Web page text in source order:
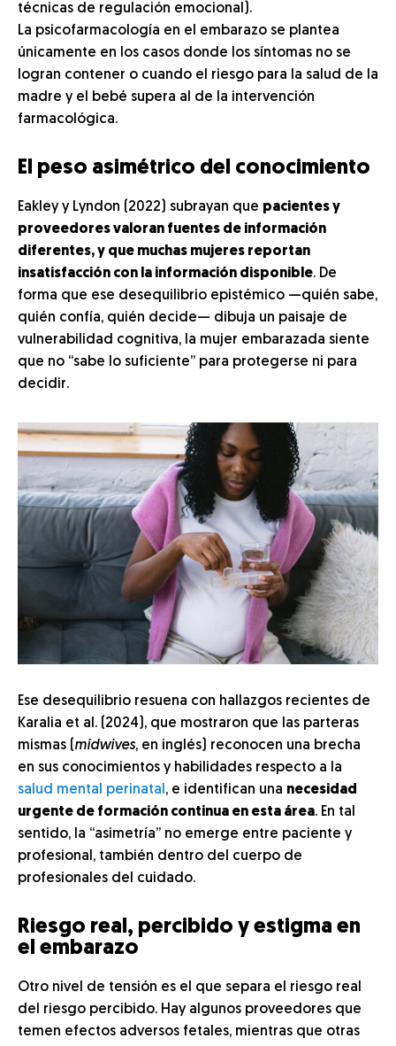
técnicas de regulación emocional).
La psicofarmacología en el embarazo se plantea
únicamente en los casos donde los síntomas no se
logran contener o cuando el riesgo para la salud de la
madre y el bebé supera al de la intervención
farmacológica.
El peso asimétrico del conocimiento
Eakley y Lyndon (2022) subrayan que pacientes y
proveedores valoran fuentes de información
diferentes, y que muchas mujeres reportan
insatisfacción con la información disponible. De
forma que ese desequilibrio epistémico —quién sabe,
quién confía, quién decide— dibuja un paisaje de
vulnerabilidad cognitiva, la mujer embarazada siente
que no “sabe lo suficiente” para protegerse ni para
decidir.
Ese desequilibrio resuena con hallazgos recientes de
Karalia et al. (2024), que mostraron que las parteras
mismas (midwives, en inglés) reconocen una brecha
en sus conocimientos y habilidades respecto a la
salud mental perinatal , e identifican una necesidad
urgente de formación continua en esta área. En tal
sentido, la “asimetría” no emerge entre paciente y
profesional, también dentro del cuerpo de
profesionales del cuidado.
Riesgo real, percibido y estigma en
el embarazo
Otro nivel de tensión es el que separa el riesgo real
del riesgo percibido. Hay algunos proveedores que
temen efectos adversos fetales, mientras que otras